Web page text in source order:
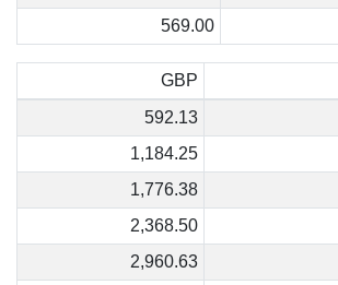
569.00
GBP
592.13
1,184.25
1,776.38
2,368.50
2,960.63